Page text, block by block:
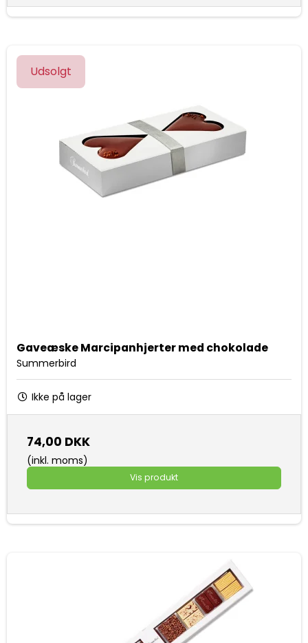
Udsolgt
Gaveæske Marcipanhjerter med chokolade
Summerbird
Ikke på lager
74,00 DKK
(inkl. moms)
Vis produkt